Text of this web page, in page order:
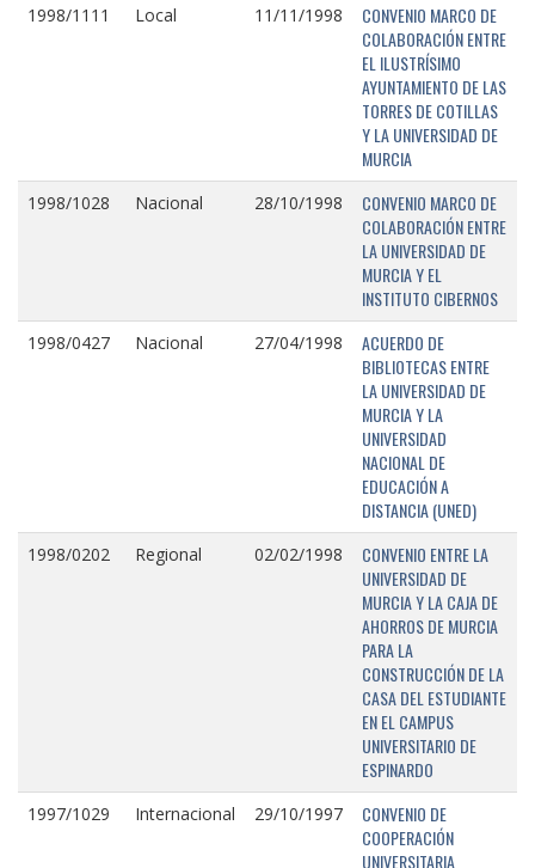
1998/1111 Local 11/11/1998
CONVENIO MARCO DE
COLABORACIÓN ENTRE
EL ILUSTRÍSIMO
AYUNTAMIENTO DE LAS
TORRES DE COTILLAS
Y LA UNIVERSIDAD DE
MURCIA
1998/1028 Nacional 28/10/1998
CONVENIO MARCO DE
COLABORACIÓN ENTRE
LA UNIVERSIDAD DE
MURCIA Y EL
INSTITUTO CIBERNOS
1998/0427 Nacional 27/04/1998
ACUERDO DE
BIBLIOTECAS ENTRE
LA UNIVERSIDAD DE
MURCIA Y LA
UNIVERSIDAD
NACIONAL DE
EDUCACIÓN A
DISTANCIA (UNED)
1998/0202 Regional 02/02/1998
CONVENIO ENTRE LA
UNIVERSIDAD DE
MURCIA Y LA CAJA DE
AHORROS DE MURCIA
PARA LA
CONSTRUCCIÓN DE LA
CASA DEL ESTUDIANTE
EN EL CAMPUS
UNIVERSITARIO DE
ESPINARDO
1997/1029 Internacional 29/10/1997
CONVENIO DE
COOPERACIÓN
UNIVERSITARIA